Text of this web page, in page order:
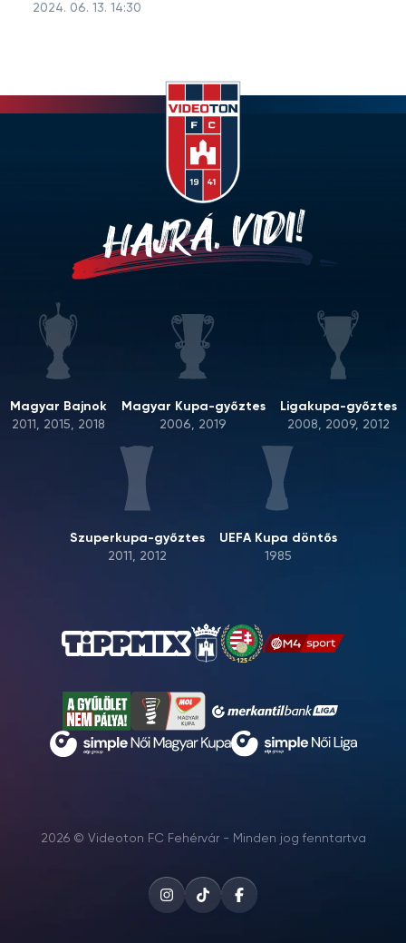
2024. 06. 13. 14:30
HAJRÁ, VIDI!
Magyar Bajnok
2011, 2015, 2018
Magyar Kupa-győztes
2006, 2019
Ligakupa-győztes
2008, 2009, 2012
Szuperkupa-győztes
2011, 2012
UEFA Kupa döntős
1985
2026 © Videoton FC Fehérvár - Minden jog fenntartva